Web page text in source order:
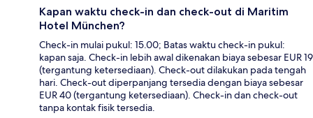
Kapan waktu check-in dan check-out di Maritim
Hotel München?
Check-in mulai pukul: 15.00; Batas waktu check-in pukul:
kapan saja. Check-in lebih awal dikenakan biaya sebesar EUR 19
(tergantung ketersediaan). Check-out dilakukan pada tengah
hari. Check-out diperpanjang tersedia dengan biaya sebesar
EUR 40 (tergantung ketersediaan). Check-in dan check-out
tanpa kontak fisik tersedia.